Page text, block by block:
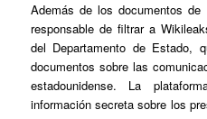
Además de los documentos
responsable de filtrar a
del Departamento de Estado,
documentos sobre las
estadounidense. La
información secreta sobre los